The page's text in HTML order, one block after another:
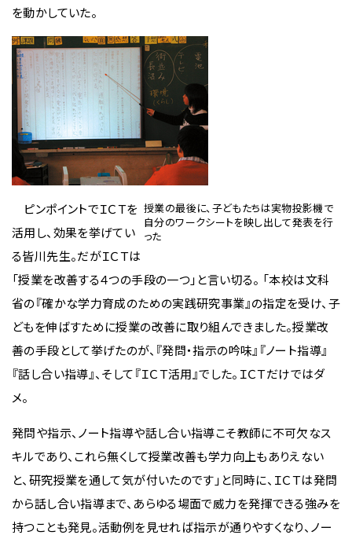
を動かしていた。
授業の最後に、子どもたちは実物投影機で
自分のワークシートを映し出して発表を行
った
ピンポイントでＩＣＴを
活用し、効果を挙げてい
る皆川先生。だがＩＣＴは
「授業を改善する４つの手段の一つ」と言い切る。 「本校は文科
省の『確かな学力育成のための実践研究事業』の指定を受け、子
どもを伸ばすために授業の改善に取り組んできました。授業改
善の手段として挙げたのが、『発問・指示の吟味』『ノート指導』
『話し合い指導』、そして『ＩＣＴ活用』でした。ＩＣＴだけではダ
メ。
発問や指示、ノート指導や話し合い指導こそ教師に不可欠なス
キルであり、これら無くして授業改善も学力向上もありえない
と、研究授業を通して気が付いたのです」と同時に、ＩＣＴは発問
から話し合い指導まで、あらゆる場面で威力を発揮できる強みを
持つことも発見。活動例を見せれば指示が通りやすくなり、ノー